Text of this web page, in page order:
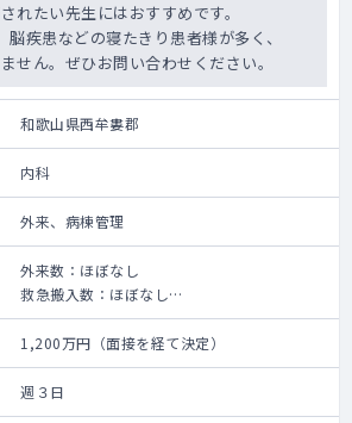
れたい先生にはおすすめです。
疾患などの寝たきり患者様が多く、
せん。ぜひお問い合わせください。
和歌山県西牟婁郡
内科
外来、病棟管理
外来数：ほぼなし
救急搬入数：ほぼなし
・外来
・病棟管理、入院の受け入れ
1,200万円（面接を経て決定）
週３日